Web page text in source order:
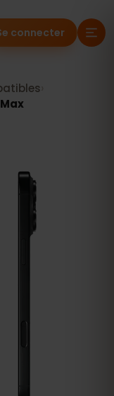
connecter